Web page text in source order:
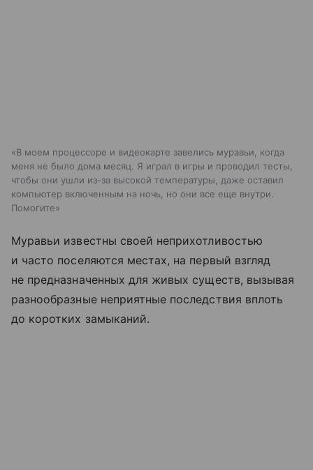
«В моем процессоре и видеокарте завелись муравьи, когда
меня не было дома месяц. Я играл в игры и проводил тесты,
чтобы они ушли из-за высокой температуры, даже оставил
компьютер включенным на ночь, но они все еще внутри.
Помогите»
Муравьи известны своей неприхотливостью
и часто поселяются местах, на первый взгляд
не предназначенных для живых существ, вызывая
разнообразные неприятные последствия вплоть
до коротких замыканий.